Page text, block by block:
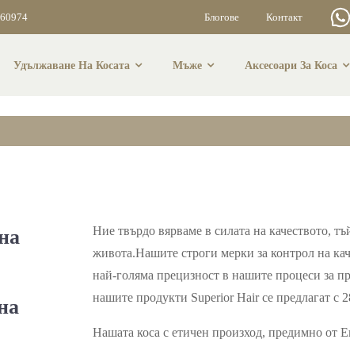
Блогове Контакт
Удължаване На Косата Мъже Аксесоари За Коса
Качество На
Ние твърдо вярваме в силата на качеството,
живота.Нашите строги мерки за контрол на
най-голяма прецизност в нашите процеси за
нашите продукти Superior Hair се предлагат с
Нашата коса с етичен произход, предимно